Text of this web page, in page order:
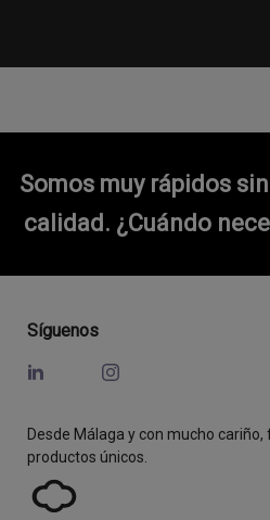
Somos muy rápidos
calidad. ¿Cuándo
Síguenos
Desde Málaga y con mucho
productos únicos.